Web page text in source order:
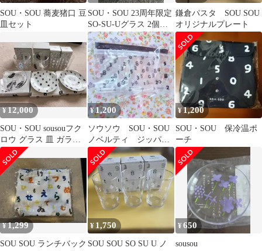
SOU・SOU 蕎麦猪口 豆
皿セット
SOU・SOU 23周年限定
SO-SU-Uグラス 2個セ
ット
鎌倉パスタ SOU SOU
オリジナルプレート
¥12,000
SOU・SOU sousouフク
ロウ グラス 皿 ガラス
プレート ノベルティ
¥1,200
ソウソウ SOU・SOU
ノベルティ ジッパー
バッグセット ブラック
&ホワイト
¥1,200
SOU・SOU 保冷温ポ
ーチ
¥1,299
SOU SOU ランチバック
¥ 1,750
SOU SOU SO SU U ノ
¥650
sousou